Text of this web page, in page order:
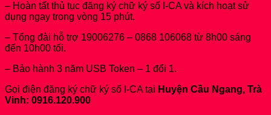
– Hoàn tất thủ tục đăng ký chữ ký số I-CA và kích hoạt sử
dụng ngay trong vòng 15 phút.
– Tổng đài hỗ trợ 19006276 – 0868 106068 từ 8h00 sáng
đến 10h00 tối.
– Bảo hành 3 năm USB Token – 1 đổi 1.
Gọi điện đăng ký chữ ký số I-CA tại Huyện Cầu Ngang, Trà
Vinh: 0916.120.900